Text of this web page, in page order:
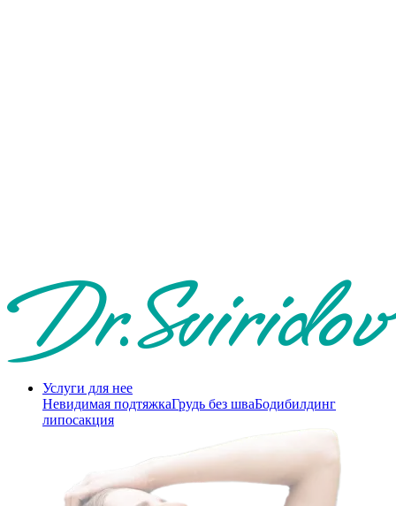
Услуги для нее
Невидимая подтяжкаГрудь без шваБодибилдинг
липосакция